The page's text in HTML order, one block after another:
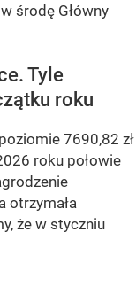
środę Główny
Tyle
roku
7690,82 zł
roku połowie
otrzymała
że w styczniu